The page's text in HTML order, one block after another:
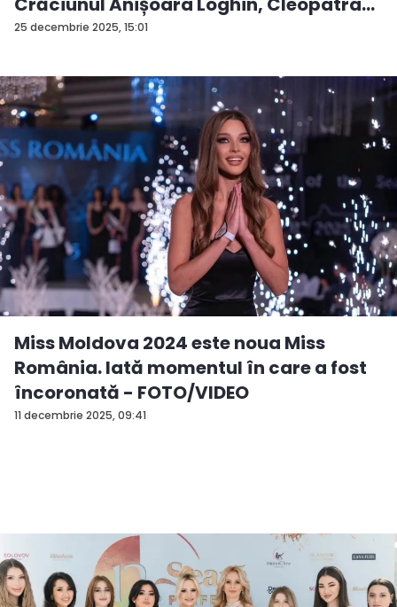
25 decembrie 2025, 15:01
S...
11 decembrie 2025, 09:41
Miss Moldova 2024 este noua Miss
România. Iată momentul în care a fost
încoronată - FOTO/VIDEO